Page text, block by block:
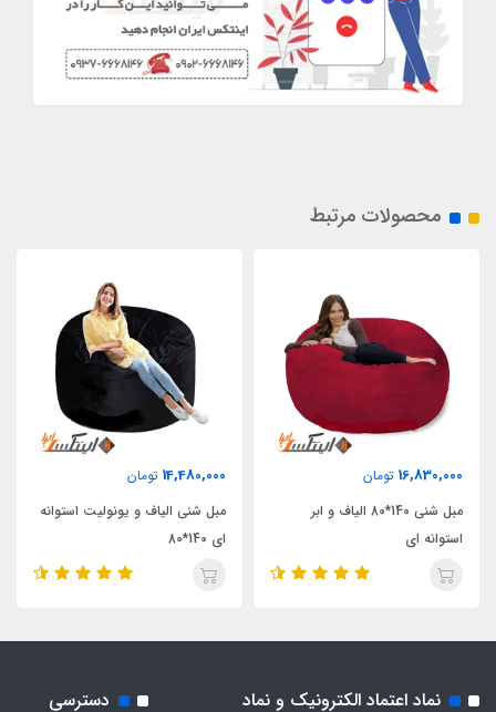
محصولات مرتبط
16,830,000 تومان
مبل شنی 140*80 الیاف و ابر
استوانه ای
14,480,000 تومان
مبل شنی الیاف و یونولیت استوانه
ای 140*80
نماد اعتماد الکترونیک و نماد
دسترسی